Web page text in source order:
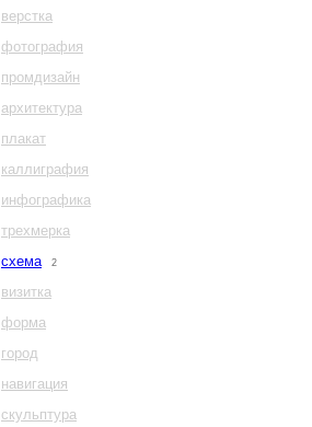
верстка
фотография
промдизайн
архитектура
плакат
каллиграфия
инфографика
трехмерка
схема
2
визитка
форма
город
навигация
скульптура